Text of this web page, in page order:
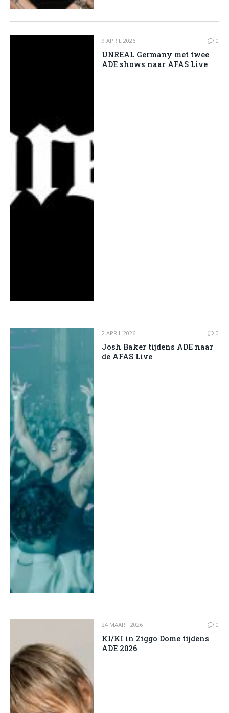
9 APRIL 2026 0
UNREAL Germany met twee
ADE shows naar AFAS Live
2 APRIL 2026 0
Josh Baker tijdens ADE naar
de AFAS Live
24 MAART 2026 0
KI/KI in Ziggo Dome tijdens
ADE 2026